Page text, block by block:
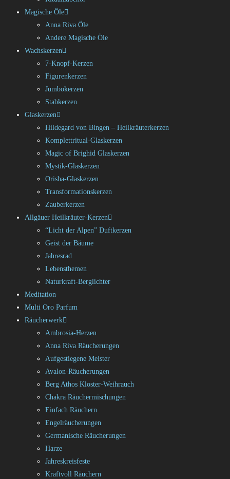
Magische Öle
Anna Riva Öle
Andere Magische Öle
Wachskerzen
7-Knopf-Kerzen
Figurenkerzen
Jumbokerzen
Stabkerzen
Glaskerzen
Hildegard von Bingen – Heilkräuterkerzen
Komplettritual-Glaskerzen
Magic of Brighid Glaskerzen
Mystik-Glaskerzen
Orisha-Glaskerzen
Transformationskerzen
Zauberkerzen
Allgäuer Heilkräuter-Kerzen
“Licht der Alpen” Duftkerzen
Geist der Bäume
Jahresrad
Lebensthemen
Naturkraft-Berglichter
Meditation
Multi Oro Parfum
Räucherwerk
Ambrosia-Herzen
Anna Riva Räucherungen
Aufgestiegene Meister
Avalon-Räucherungen
Berg Athos Kloster-Weihrauch
Chakra Räuchermischungen
Einfach Räuchern
Engelräucherungen
Germanische Räucherungen
Harze
Jahreskreisfeste
Kraftvoll Räuchern